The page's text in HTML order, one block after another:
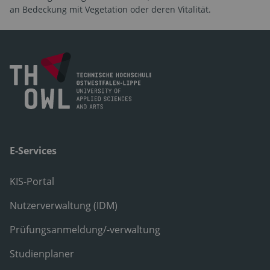
an Bedeckung mit Vegetation oder deren Vitalität.
E-Services
KIS-Portal
Nutzerverwaltung (IDM)
Prüfungsanmeldung/-verwaltung
Studienplaner